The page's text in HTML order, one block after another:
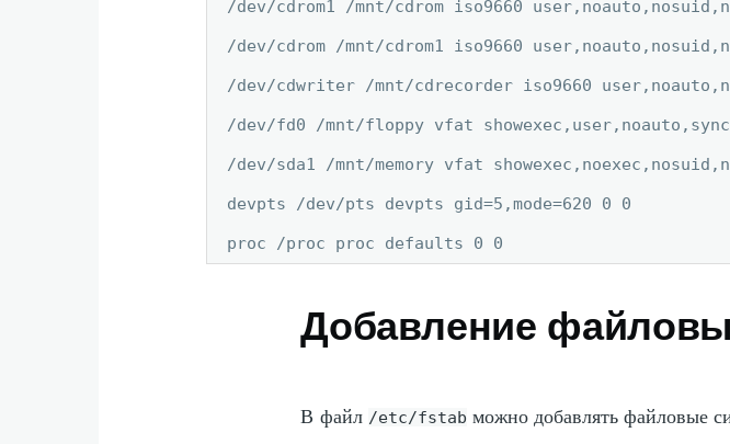
/dev/cdrom1 /mnt/cdrom iso9660
/dev/cdrom /mnt/cdrom1 iso9660
/dev/cdwriter /mnt/cdrecorder iso9660
/dev/fd0 /mnt/floppy vfat
/dev/sda1 /mnt/memory vfat
devpts /dev/pts devpts gid=5,mode=620 0 0
proc /proc proc defaults 0 0
Добавление
В файл /etc/fstab можно добавлять файловые